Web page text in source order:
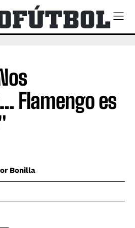
Flamengo es
Bonilla